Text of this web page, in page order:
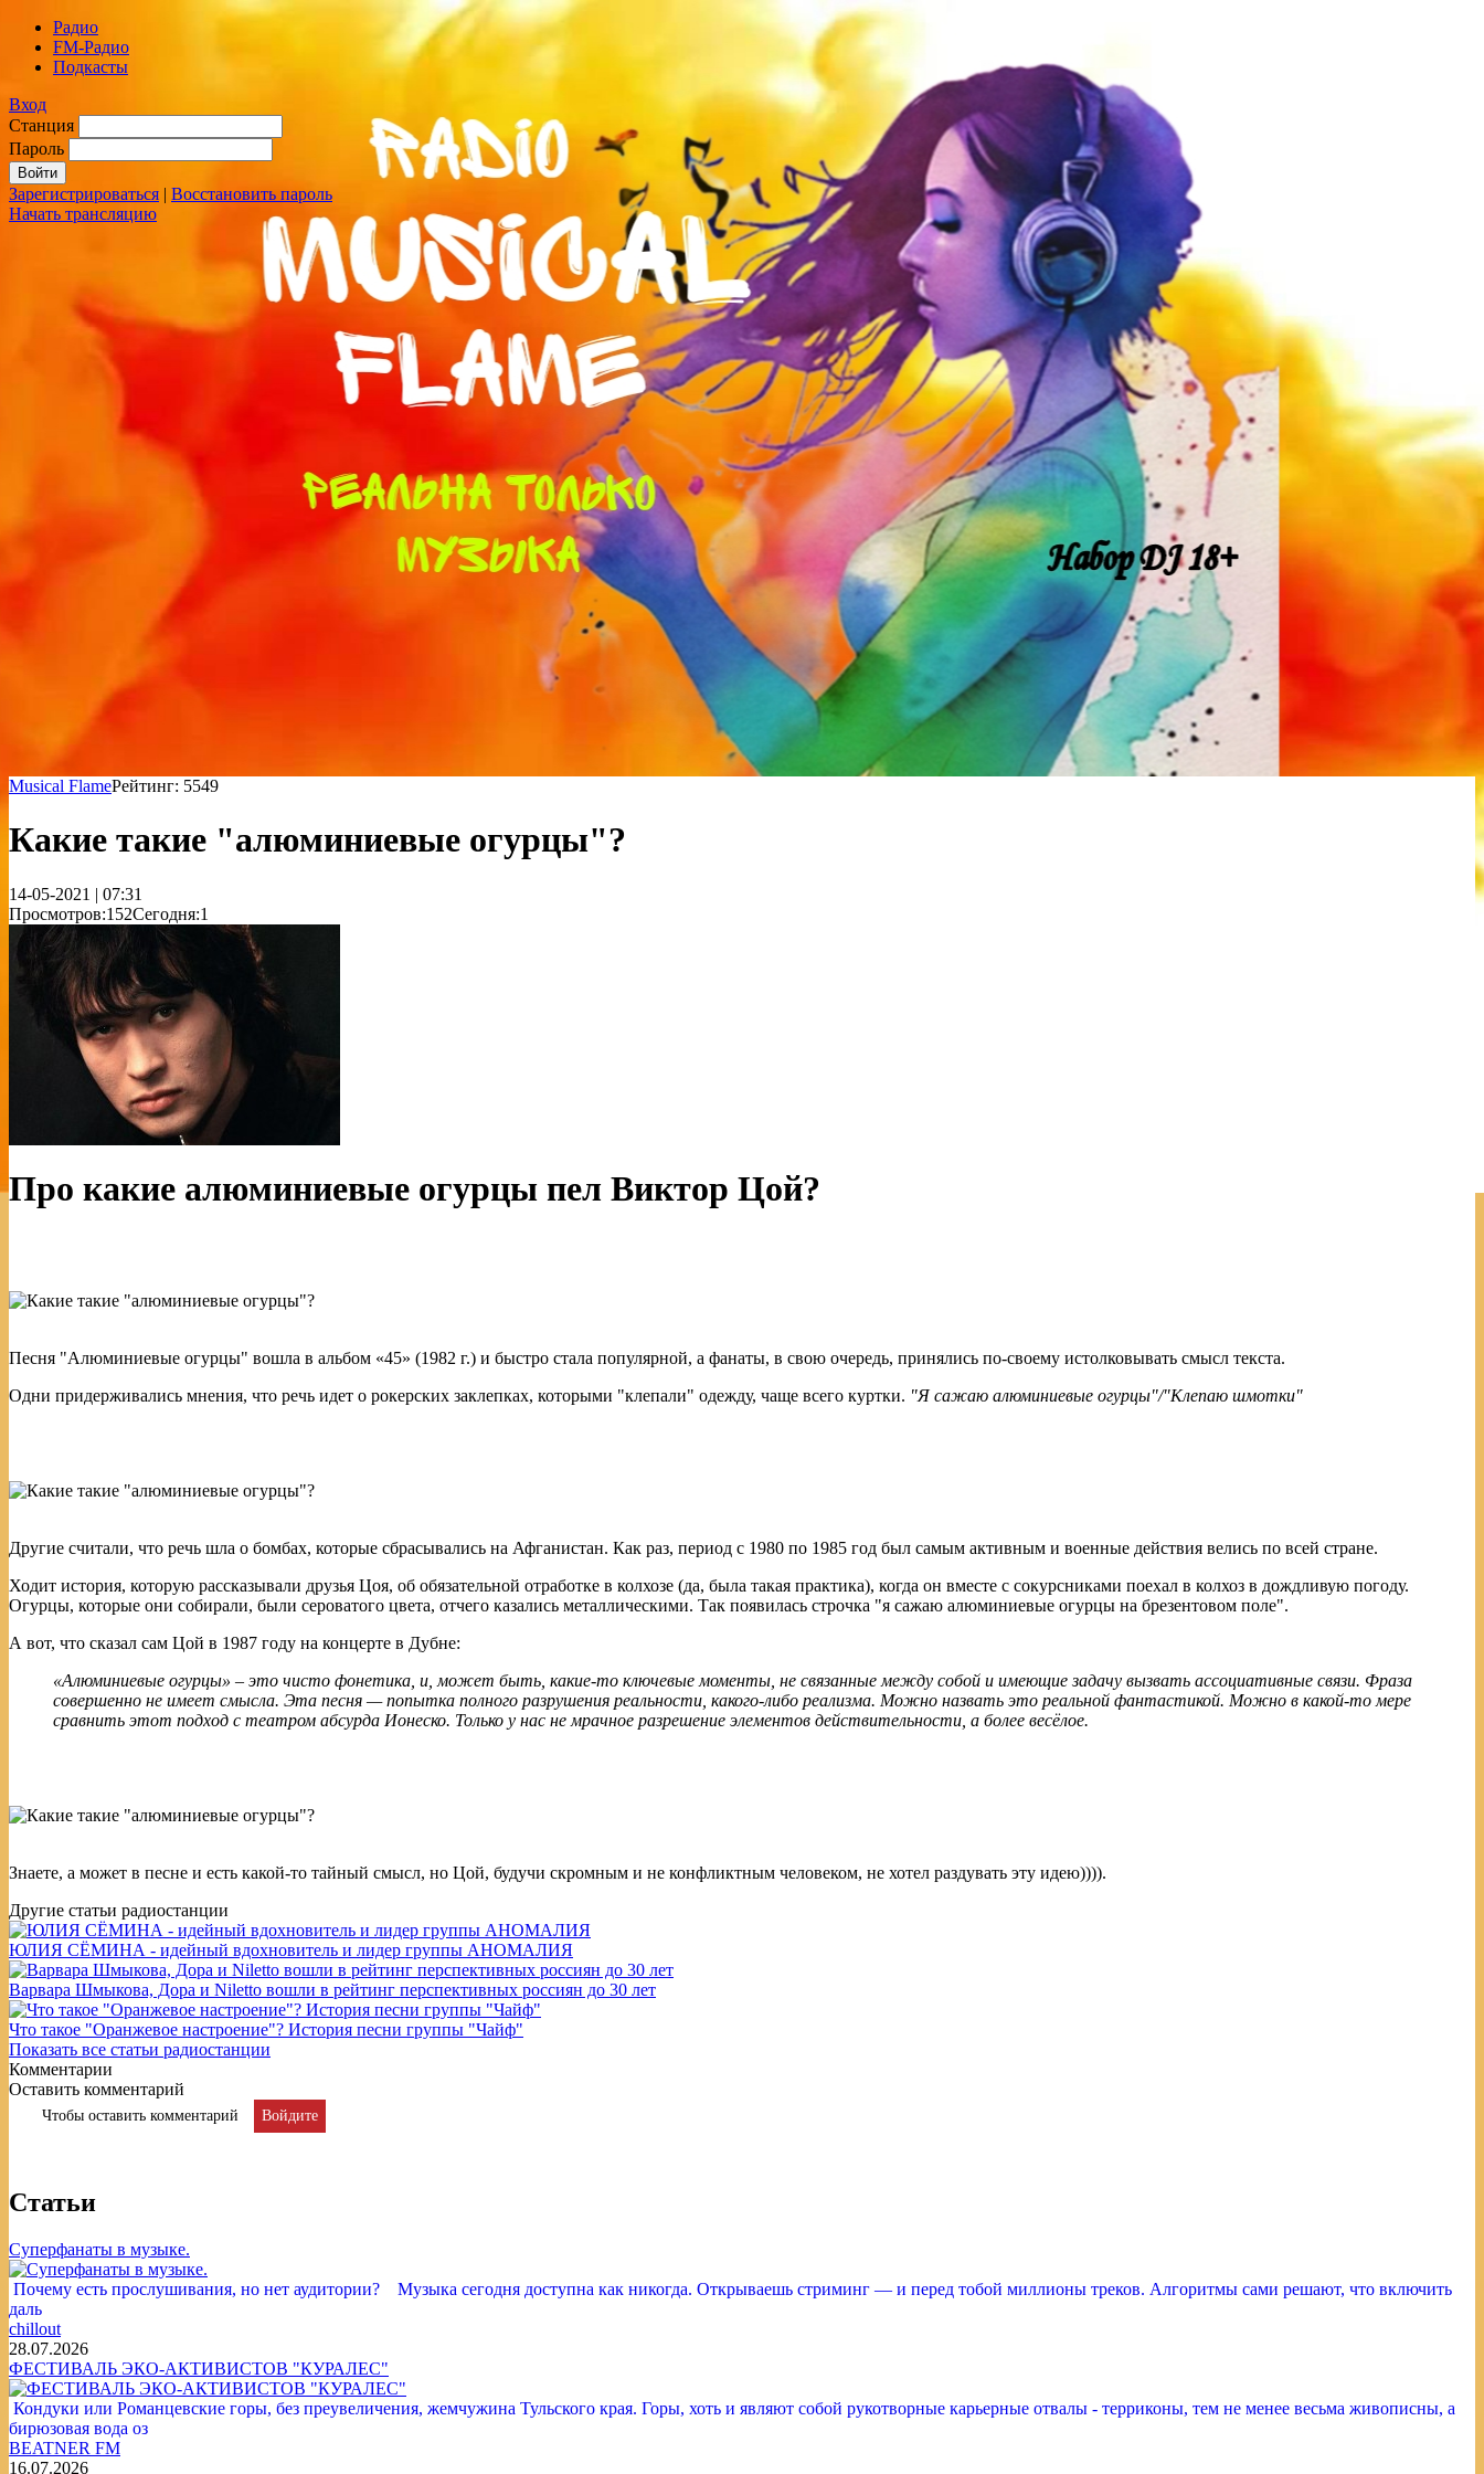
Радио
FM-Радио
Подкасты
Вход
Станция
Пароль
Зарегистрироваться | Восстановить пароль
Начать трансляцию
Musical FlameРейтинг: 5549
Какие такие "алюминиевые огурцы"?
14-05-2021 | 07:31
Просмотров:152Сегодня:1
Про какие алюминиевые огурцы пел Виктор Цой?
Песня "Алюминиевые огурцы" вошла в альбом «45» (1982 г.) и быстро стала популярной, а фанаты, в свою очередь, принялись по-своему истолковывать смысл текста.
Одни придерживались мнения, что речь идет о рокерских заклепках, которыми "клепали" одежду, чаще всего куртки. "Я сажаю алюминиевые огурцы"/"Клепаю шмотки"
Другие считали, что речь шла о бомбах, которые сбрасывались на Афганистан. Как раз, период с 1980 по 1985 год был самым активным и военные действия велись по всей стране.
Ходит история, которую рассказывали друзья Цоя, об обязательной отработке в колхозе (да, была такая практика), когда он вместе с сокурсниками поехал в колхоз в дождливую погоду.
Огурцы, которые они собирали, были сероватого цвета, отчего казались металлическими. Так появилась строчка "я сажаю алюминиевые огурцы на брезентовом поле".
А вот, что сказал сам Цой в 1987 году на концерте в Дубне:
«Алюминиевые огурцы» – это чисто фонетика, и, может быть, какие-то ключевые моменты, не связанные между собой и имеющие задачу вызвать ассоциативные связи. Фраза
совершенно не имеет смысла. Эта песня — попытка полного разрушения реальности, какого-либо реализма. Можно назвать это реальной фантастикой. Можно в какой-то мере
сравнить этот подход с театром абсурда Ионеско. Только у нас не мрачное разрешение элементов действительности, а более весёлое.
Знаете, а может в песне и есть какой-то тайный смысл, но Цой, будучи скромным и не конфликтным человеком, не хотел раздувать эту идею)))).
Другие статьи радиостанции
ЮЛИЯ СЁМИНА - идейный вдохновитель и лидер группы АНОМАЛИЯ
Варвара Шмыкова, Дора и Niletto вошли в рейтинг перспективных россиян до 30 лет
Что такое "Оранжевое настроение"? История песни группы "Чайф"
Показать все статьи радиостанции
Комментарии
Оставить комментарий
Чтобы оставить комментарий Войдите
Статьи
Суперфанаты в музыке.
Почему есть прослушивания, но нет аудитории? Музыка сегодня доступна как никогда. Открываешь стриминг — и перед тобой миллионы треков. Алгоритмы сами решают, что включить
даль
chillout
28.07.2026
ФЕСТИВАЛЬ ЭКО-АКТИВИСТОВ "КУРАЛЕС"
Кондуки или Романцевские горы, без преувеличения, жемчужина Тульского края. Горы, хоть и являют собой рукотворные карьерные отвалы - терриконы, тем не менее весьма живописны, а
бирюзовая вода оз
BEATNER FM
16.07.2026